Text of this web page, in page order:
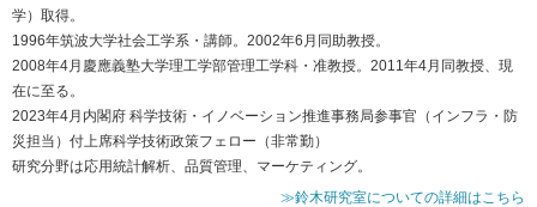
学）取得。
1996年筑波大学社会工学系・講師。2002年6月同助教授。
2008年4月慶應義塾大学理工学部管理工学科・准教授。2011年4月同教授、現
在に至る。
2023年4月内閣府 科学技術・イノベーション推進事務局参事官（インフラ・防
災担当）付上席科学技術政策フェロー（非常勤）
研究分野は応用統計解析、品質管理、マーケティング。
≫鈴木研究室についての詳細はこちら